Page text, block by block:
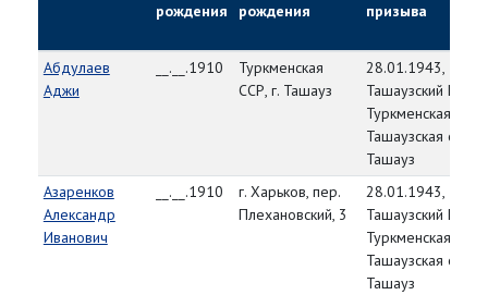
рождения
рождения
призыва
Абдулаев
Аджи
__.__.1910
Туркменская
ССР, г. Ташауз
28.01.1943,
Ташаузский ГВК,
Туркменская ССР,
Ташаузская обл.,
Ташауз
Азаренков
Александр
Иванович
__.__.1910
г. Харьков, пер.
Плехановский, 3
28.01.1943,
Ташаузский ГВК,
Туркменская ССР,
Ташаузская обл.,
Ташауз